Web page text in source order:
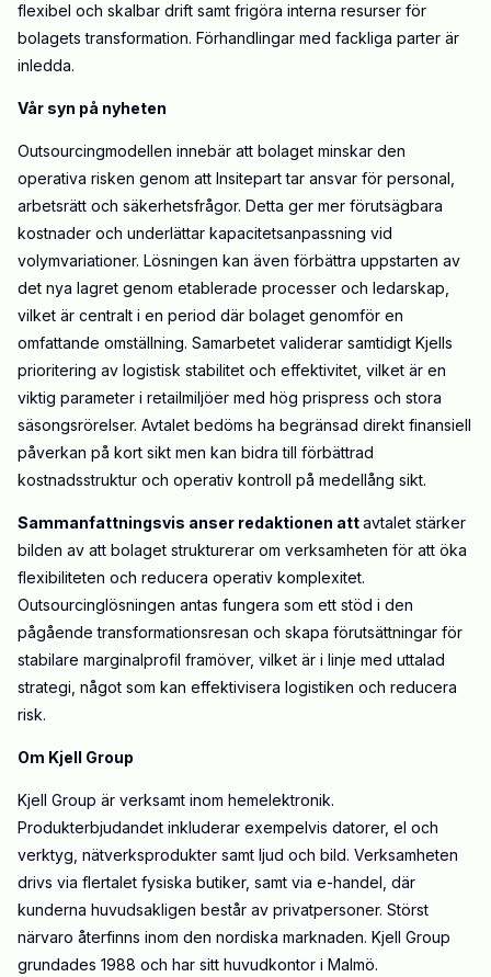
flexibel och skalbar drift samt frigöra interna resurser för
bolagets transformation. Förhandlingar med fackliga parter är
inledda.
Vår syn på nyheten
Outsourcingmodellen innebär att bolaget minskar den
operativa risken genom att Insitepart tar ansvar för personal,
arbetsrätt och säkerhetsfrågor. Detta ger mer förutsägbara
kostnader och underlättar kapacitetsanpassning vid
volymvariationer. Lösningen kan även förbättra uppstarten av
det nya lagret genom etablerade processer och ledarskap,
vilket är centralt i en period där bolaget genomför en
omfattande omställning. Samarbetet validerar samtidigt Kjells
prioritering av logistisk stabilitet och effektivitet, vilket är en
viktig parameter i retailmiljöer med hög prispress och stora
säsongsrörelser. Avtalet bedöms ha begränsad direkt finansiell
påverkan på kort sikt men kan bidra till förbättrad
kostnadsstruktur och operativ kontroll på medellång sikt.
Sammanfattningsvis anser redaktionen attavtalet stärker
bilden av att bolaget strukturerar om verksamheten för att öka
flexibiliteten och reducera operativ komplexitet.
Outsourcinglösningen antas fungera som ett stöd i den
pågående transformationsresan och skapa förutsättningar för
stabilare marginalprofil framöver, vilket är i linje med uttalad
strategi, något som kan effektivisera logistiken och reducera
risk.
Om Kjell Group
Kjell Group är verksamt inom hemelektronik.
Produkterbjudandet inkluderar exempelvis datorer, el och
verktyg, nätverksprodukter samt ljud och bild. Verksamheten
drivs via flertalet fysiska butiker, samt via e-handel, där
kunderna huvudsakligen består av privatpersoner. Störst
närvaro återfinns inom den nordiska marknaden. Kjell Group
grundades 1988 och har sitt huvudkontor i Malmö.